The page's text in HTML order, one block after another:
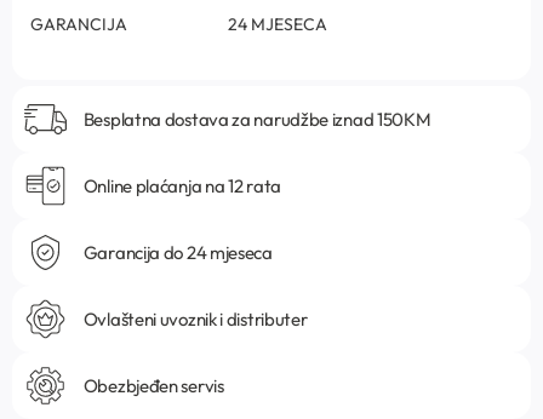
GARANCIJA
24 MJESECA
Besplatna dostava za narudžbe iznad 150KM
Online plaćanja na 12 rata
Garancija do 24 mjeseca
Ovlašteni uvoznik i distributer
Obezbjeđen servis